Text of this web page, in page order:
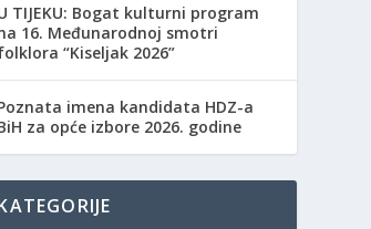
TIJEKU: Bogat kulturni program
16. Međunarodnoj smotri
“Kiseljak 2026”
imena kandidata HDZ-a
za opće izbore 2026. godine